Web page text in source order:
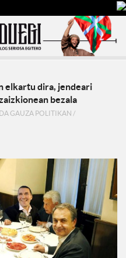
elkartu dira, jendeari
bezala
GAUZA POLITIKAN /